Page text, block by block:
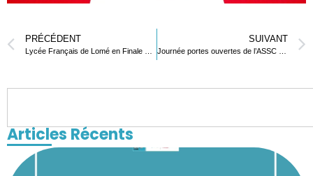
PRÉCÉDENT SUIVANT
Articles Récents